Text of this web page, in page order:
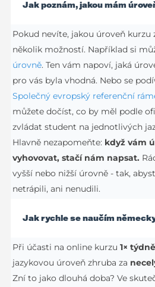
Jak poznám, jakou mám
Pokud nevíte, jakou úroveň kurzu
několik možností. Například si
úrovně. Ten vám napoví, jaká
pro vás byla vhodná. Nebo se
Společný evropský referenční
můžete dočíst, co by měl podle
zvládat student na jednotlivých
Hlavně nezapomeňte: když vám
vyhovovat, stačí nám napsat.
vyšší nebo nižší úrovně - tak,
netrápili, ani nenudili.
Jak rychle se naučím
Při účasti na online kurzu1× týdně
jazykovou úroveň zhruba za
Zní to jako dlouhá doba? Ve